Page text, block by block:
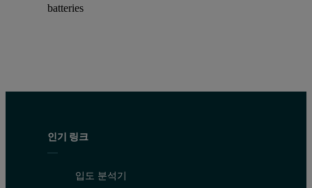
batteries
인기 링크
입도 분석기